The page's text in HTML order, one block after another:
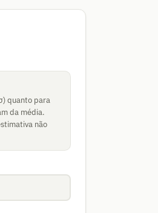
quanto para
da média.
não